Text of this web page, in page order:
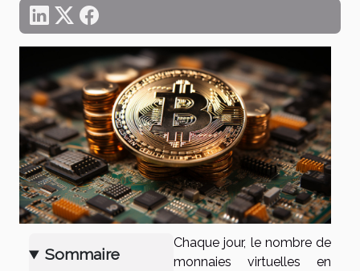
Sommaire
Chaque jour, le nombre de
monnaies virtuelles en